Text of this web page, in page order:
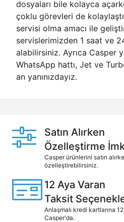
dosyaları bile kolayca
çoklu görevleri de
servisi olma amacı ile
servislerimizden 1 saat ve
alabilirsiniz. Ayrıca Casper
WhatsApp hattı, Jet ve
an yanınızdayız.
Satın Alırken
Özelleştirme
Casper ürünlerini satın
özelleştirebilirsiniz.
12 Aya Varan
Taksit
Anlaşmalı kredi kartlarına
Casper'da.